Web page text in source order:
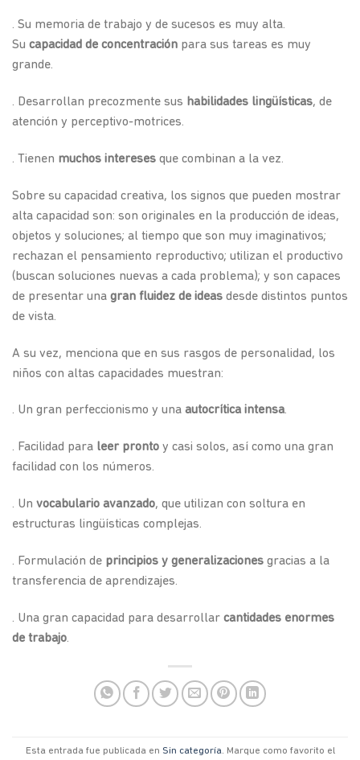
. Su memoria de trabajo y de sucesos es muy alta.
Su capacidad de concentración para sus tareas es muy
grande.
. Desarrollan precozmente sus habilidades lingüísticas, de
atención y perceptivo-motrices.
. Tienen muchos intereses que combinan a la vez.
Sobre su capacidad creativa, los signos que pueden mostrar
alta capacidad son: son originales en la producción de ideas,
objetos y soluciones; al tiempo que son muy imaginativos;
rechazan el pensamiento reproductivo; utilizan el productivo
(buscan soluciones nuevas a cada problema); y son capaces
de presentar una gran fluidez de ideas desde distintos puntos
de vista.
A su vez, menciona que en sus rasgos de personalidad, los
niños con altas capacidades muestran:
. Un gran perfeccionismo y una autocrítica intensa.
. Facilidad para leer pronto y casi solos, así como una gran
facilidad con los números.
. Un vocabulario avanzado, que utilizan con soltura en
estructuras lingüísticas complejas.
. Formulación de principios y generalizaciones gracias a la
transferencia de aprendizajes.
. Una gran capacidad para desarrollar cantidades enormes
de trabajo.
Esta entrada fue publicada en Sin categoría. Marque como favorito el